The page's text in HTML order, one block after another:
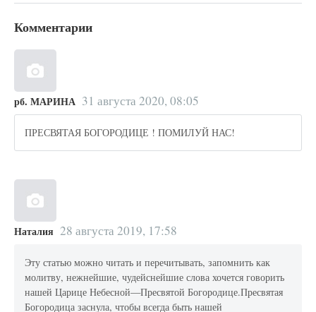
Комментарии
рб. МАРИНА 31 августа 2020, 08:05
ПРЕСВЯТАЯ БОГОРОДИЦЕ ! ПОМИЛУЙ НАС!
Наталия 28 августа 2019, 17:58
Эту статью можно читать и перечитывать, запомнить как
молитву, нежнейшие, чудейснейшие слова хочется говорить
нашей Царице Небесной—Пресвятой Богородице.Пресвятая
Богородица заснула, чтобы всегда быть нашей